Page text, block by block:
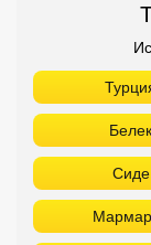
Белек
Сиде